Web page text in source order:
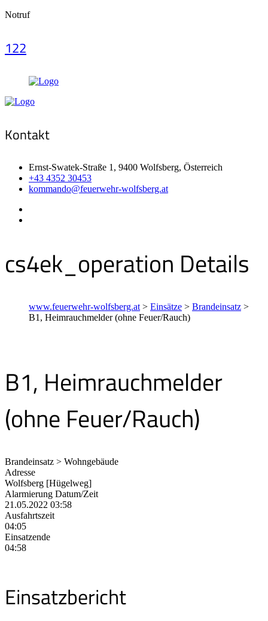
Notruf
122
Kontakt
Ernst-Swatek-Straße 1, 9400 Wolfsberg, Österreich
+43 4352 30453
kommando@feuerwehr-wolfsberg.at
cs4ek_operation Details
www.feuerwehr-wolfsberg.at > Einsätze > Brandeinsatz >
B1, Heimrauchmelder (ohne Feuer/Rauch)
B1, Heimrauchmelder
(ohne Feuer/Rauch)
Brandeinsatz > Wohngebäude
Adresse
Wolfsberg [Hügelweg]
Alarmierung Datum/Zeit
21.05.2022 03:58
Ausfahrtszeit
04:05
Einsatzende
04:58
Einsatzbericht